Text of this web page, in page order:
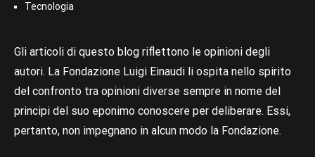
Tecnologia
Gli articoli di questo blog riflettono le opinioni degli
autori. La Fondazione Luigi Einaudi li ospita nello spirito
del confronto tra opinioni diverse sempre in nome del
principi del suo eponimo conoscere per deliberare. Essi,
pertanto, non impegnano in alcun modo la Fondazione.